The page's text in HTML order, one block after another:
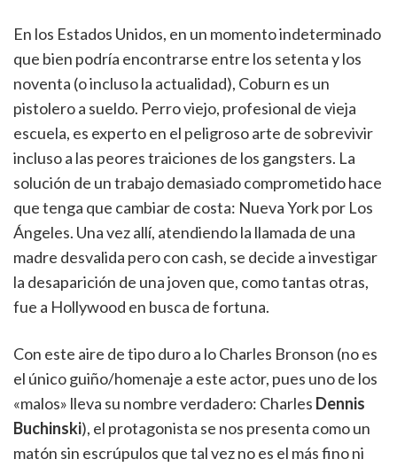
En los Estados Unidos, en un momento indeterminado
que bien podría encontrarse entre los setenta y los
noventa (o incluso la actualidad), Coburn es un
pistolero a sueldo. Perro viejo, profesional de vieja
escuela, es experto en el peligroso arte de sobrevivir
incluso a las peores traiciones de los gangsters. La
solución de un trabajo demasiado comprometido hace
que tenga que cambiar de costa: Nueva York por Los
Ángeles. Una vez allí, atendiendo la llamada de una
madre desvalida pero con cash, se decide a investigar
la desaparición de una joven que, como tantas otras,
fue a Hollywood en busca de fortuna.
Con este aire de tipo duro a lo Charles Bronson (no es
el único guiño/homenaje a este actor, pues uno de los
«malos» lleva su nombre verdadero: Charles Dennis
Buchinski), el protagonista se nos presenta como un
matón sin escrúpulos que tal vez no es el más fino ni